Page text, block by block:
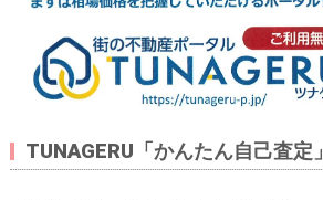
TUNAGERU「かんたん自己査定」